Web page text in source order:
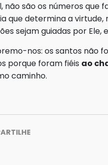
não são os números que
que determina a virtude,
sejam guiadas por Ele,
nos: os santos não
porque foram fiéis ao
caminho.